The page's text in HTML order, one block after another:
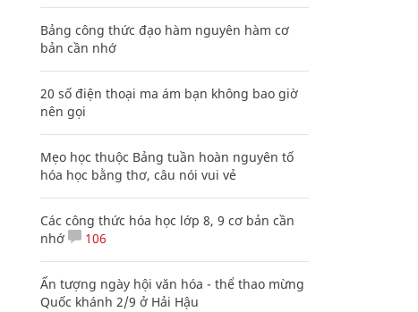
Bảng công thức đạo hàm nguyên hàm cơ
bản cần nhớ
20 số điện thoại ma ám bạn không bao giờ
nên gọi
Mẹo học thuộc Bảng tuần hoàn nguyên tố
hóa học bằng thơ, câu nói vui vẻ
Các công thức hóa học lớp 8, 9 cơ bản cần
nhớ
106
Ấn tượng ngày hội văn hóa - thể thao mừng
Quốc khánh 2/9 ở Hải Hậu